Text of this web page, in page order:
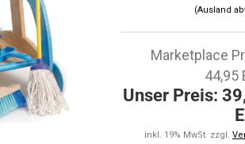
(Ausland
Marketplace
44,95
Unser Preis:
inkl. 19% MwSt. zzgl.